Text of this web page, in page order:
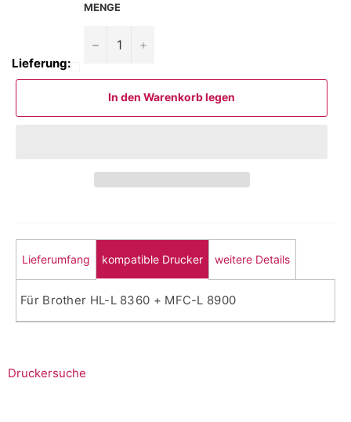
Lieferung:
MENGE
− +
In den Warenkorb legen
Lieferumfang kompatible Drucker weitere Details
Für Brother HL-L 8360 + MFC-L 8900
Druckersuche